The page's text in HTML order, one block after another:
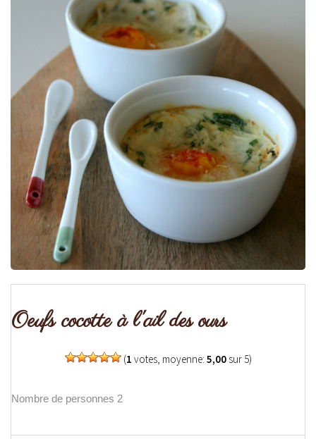
Oeufs cocotte à l'ail des ours
(1 votes, moyenne: 5,00sur 5)
Nombre de personnes 2